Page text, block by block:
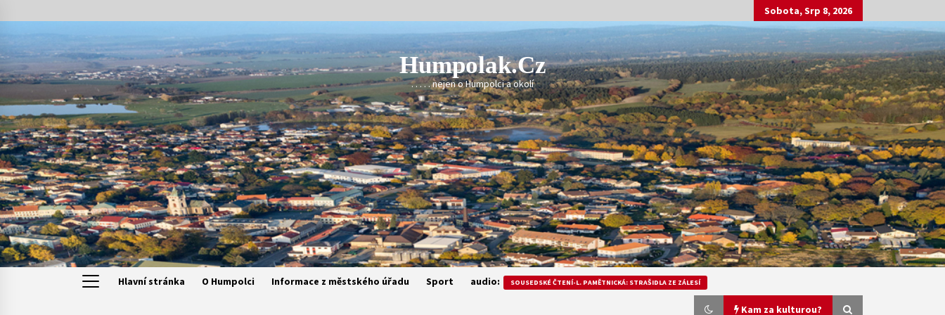
to
Sobota, Srp 8, 2026
Humpolak.cz
. . . . . nejen o Humpolci a okolí
Hlavní stránka O Humpolci Informace z městského úřadu Sport audio: SOUSEDSKÉ ČTENÍ-L. PAMĚTNICKÁ: STRAŠIDLA ZE ZÁLESÍ
Kam za kulturou?